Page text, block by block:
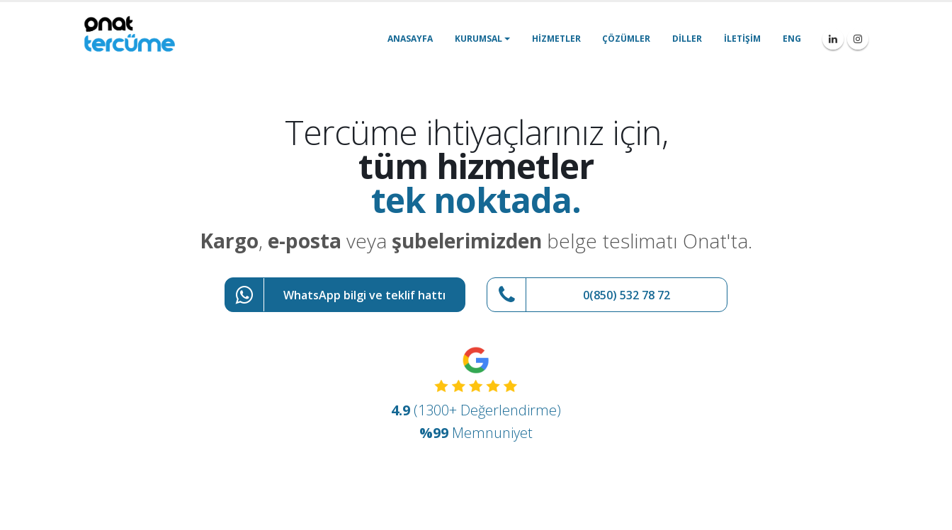
ANASAYFA KURUMSAL HIZMETLER ÇÖZÜMLER DILLER İLETIŞIM ENG
Tercüme ihtiyaçlarınız için,
tüm hizmetler
tek noktada.
Kargo, e-posta veya şubelerimizden belge teslimatı Onat'ta.
WhatsApp bilgi ve teklif hattı 0(850) 532 78 72
4.9 (1300+ Değerlendirme)
%99 Memnuniyet